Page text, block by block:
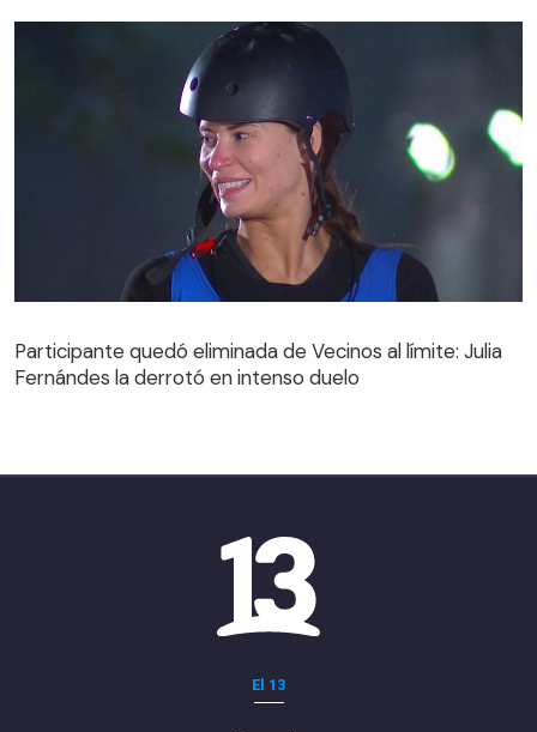
Fernándes la derrotó en intenso duelo
Participante quedó eliminada de Vecinos al límite: Julia
Fernándes la derrotó en intenso duelo
El 13